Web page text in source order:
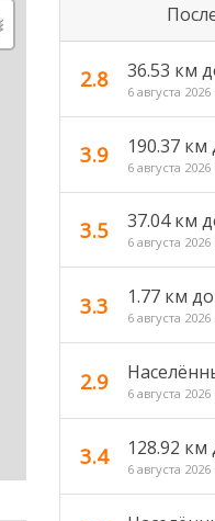
2.8 36.53 км
6 августа
3.9 190.37 км
6 августа
3.5 37.04 км
6 августа
3.3 1.77 км
6 августа
2.9 6 августа
3.4 128.92 км
6 августа